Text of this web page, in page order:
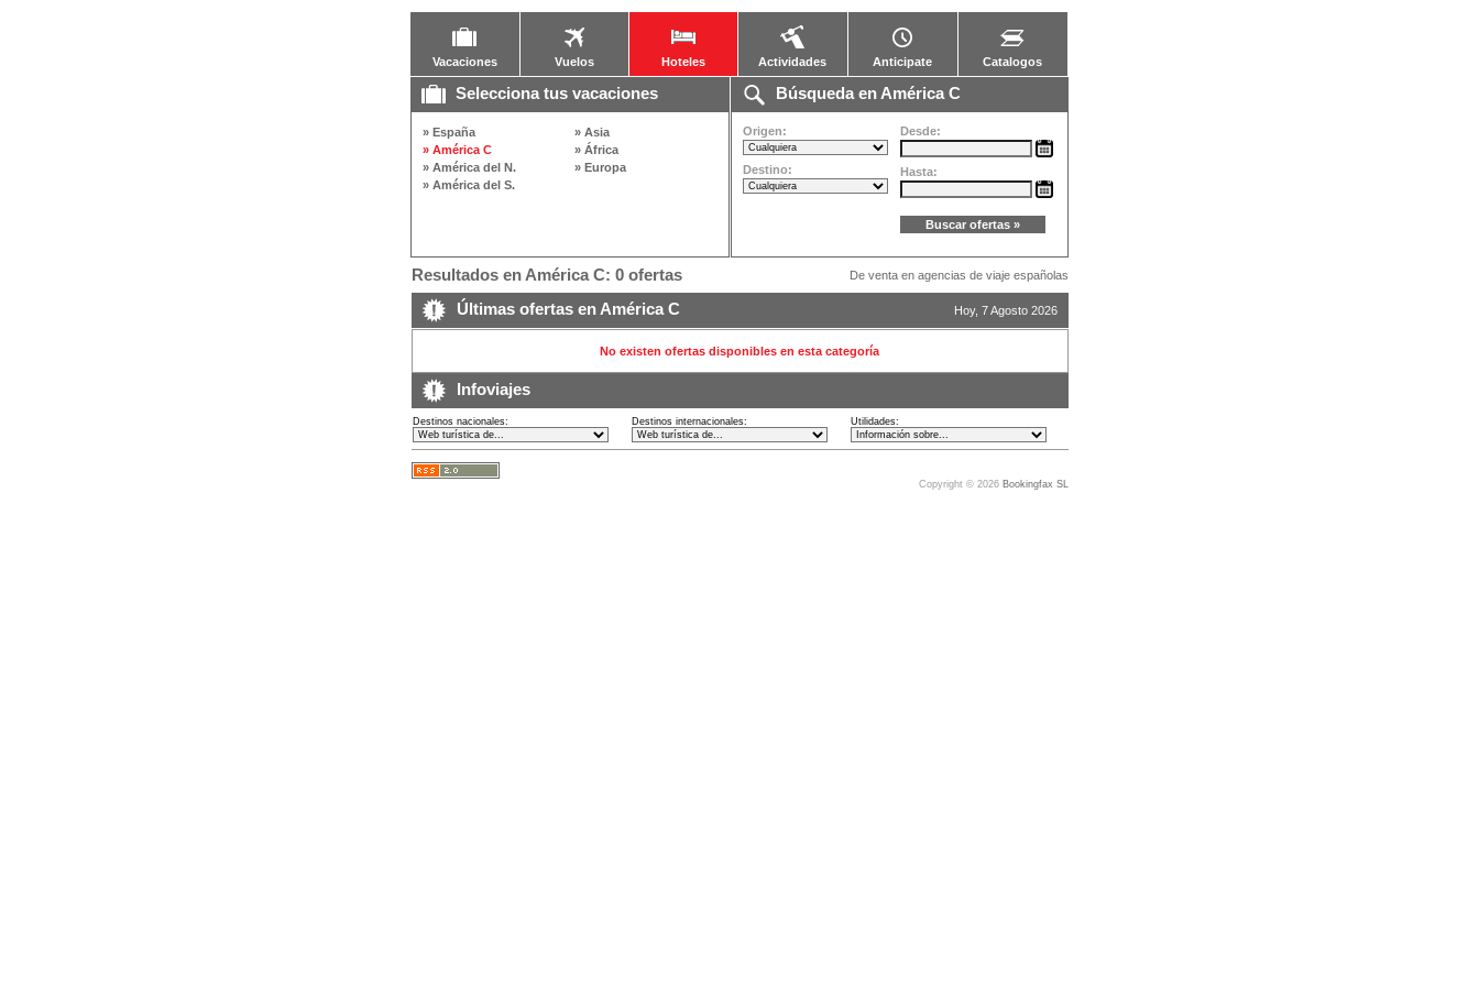
Vacaciones Vuelos Hoteles Actividades Anticipate Catalogos
Selecciona tus vacaciones Búsqueda en América C
» España
» América C
» América del N.
» América del S.
» Asia
» África
» Europa
Origen:
Destino:
Desde:
Hasta:
Resultados en América C: 0 ofertas De venta en agencias de viaje españolas
Últimas ofertas en América C Hoy, 7 Agosto 2026
No existen ofertas disponibles en esta categoría
Infoviajes
Destinos nacionales: Destinos internacionales: Utilidades:
Copyright © 2026 Bookingfax SL